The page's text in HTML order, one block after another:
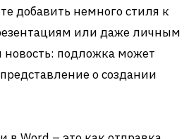
добавить немного стиля к
или даже личным
новость: подложка может
о создании